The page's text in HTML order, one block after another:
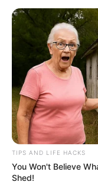
TIPS AND LIFE HACKS
You Won't Believe
Shed!